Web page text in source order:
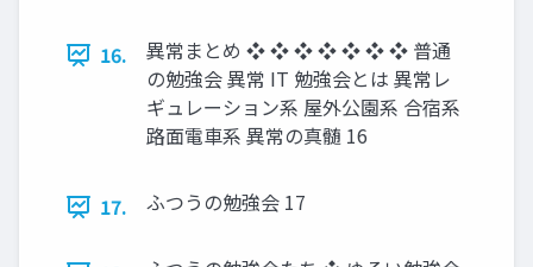
16.
異常まとめ ❖ ❖ ❖ ❖ ❖ ❖ ❖ 普通
の勉強会 異常 IT 勉強会とは 異常レ
ギュレーション系 屋外公園系 合宿系
路面電車系 異常の真髄 16
17. ふつうの勉強会 17